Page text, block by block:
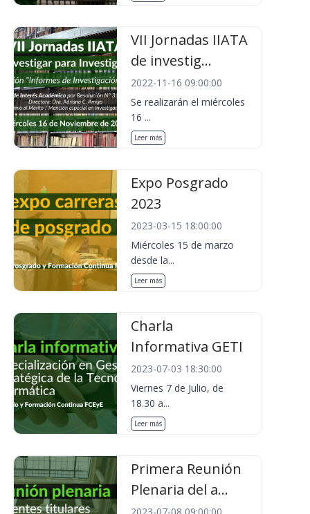
VII Jornadas IIATA
de investig...
2022-11-16 09:00:00
Se realizarán el miércoles
16 ...
Leer más
Expo Posgrado
2023
2023-03-15 18:00:00
Miércoles 15 de marzo
desde la...
Leer más
Charla
Informativa GETI
2023-07-03 18:30:00
Viernes 7 de Julio, de
18.30 a...
Leer más
Primera Reunión
Plenaria del a...